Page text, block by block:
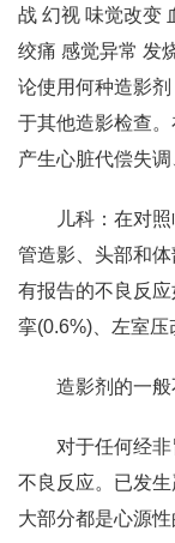
战 幻视 味觉改变
绞痛 感觉异常 发
论使用何种造影
于其他造影检查
产生心脏代偿失
儿科：在对
管造影、头部和
有报告的不良反
挛(0.6%)、左室压
造影剂的一般
对于任何经
不良反应。已发
大部分都是心源